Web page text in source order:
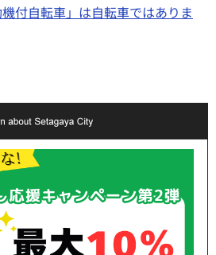
機付自転車」は自転車ではありま